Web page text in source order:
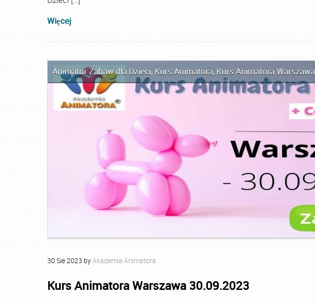
Więcej
Animator Zabaw dla Dzieci, Kurs Animatora, Kurs Animatora Warszawa
30 Sie2023 byAkademia Animatora
Kurs Animatora Warszawa 30.09.2023